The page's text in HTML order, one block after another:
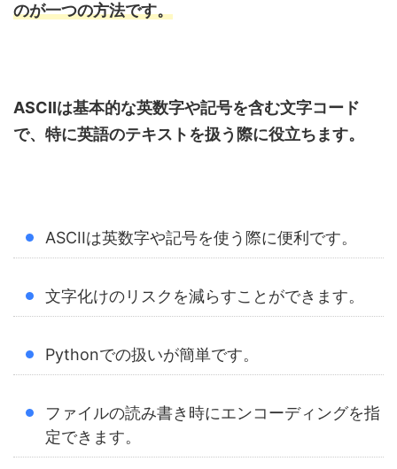
のが一つの方法です。
ASCIIは基本的な英数字や記号を含む文字コード
で、特に英語のテキストを扱う際に役立ちます。
ASCIIは英数字や記号を使う際に便利です。
文字化けのリスクを減らすことができます。
Pythonでの扱いが簡単です。
ファイルの読み書き時にエンコーディングを指
定できます。